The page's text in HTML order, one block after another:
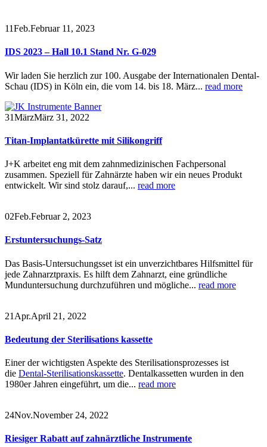
11Feb.Februar 11, 2023
IDS 2023 – Hall 10.1 Stand Nr. G-029
Wir laden Sie herzlich zur 100. Ausgabe der Internationalen Dental-
Schau (IDS) in Köln ein, die vom 14. bis 18. März... read more
31MärzMärz 31, 2022
Titan-Implantatkürette mit Silikongriff
J+K arbeitet eng mit dem zahnmedizinischen Fachpersonal
zusammen. Speziell für Zahnärzte haben wir ein neues Produkt
entwickelt. Wir sind stolz darauf,... read more
02Feb.Februar 2, 2023
Erstuntersuchungs-Satz
Das Basis-Untersuchungsset ist ein unverzichtbares Hilfsmittel für
jede Zahnarztpraxis. Es hilft dem Zahnarzt, eine gründliche
Munduntersuchung durchzuführen und mögliche... read more
21 Apr.April 21, 2022
Bedeutung der Sterilisations kassette
Einer der wichtigsten Aspekte des Sterilisationsprozesses ist
die Dental-Sterilisationskassette. Dentalkassetten wurden in den
1980er Jahren eingeführt, um die... read more
24Nov.November 24, 2022
Riesiger Rabatt auf zahnärztliche Instrumente